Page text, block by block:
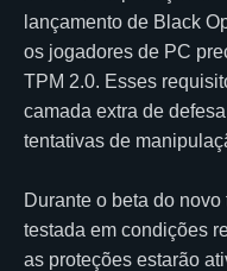
lançamento de Black
os jogadores de PC
TPM 2.0. Esses
camada extra de
tentativas de
Durante o beta do
testada em condições
as proteções estarão